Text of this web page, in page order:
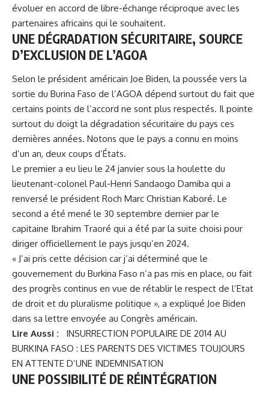
évoluer en accord de libre-échange réciproque avec les
partenaires africains qui le souhaitent.
UNE DÉGRADATION SÉCURITAIRE, SOURCE
D’EXCLUSION DE L’AGOA
Selon le président américain Joe Biden, la poussée vers la
sortie du Burina Faso de l’AGOA dépend surtout du fait que
certains points de l’accord ne sont plus respectés. Il pointe
surtout du doigt la dégradation sécuritaire du pays ces
dernières années. Notons que le pays a connu en moins
d’un an, deux coups d’États.
Le premier a eu lieu le 24 janvier sous la houlette du
lieutenant-colonel Paul-Henri Sandaogo Damiba qui a
renversé le président Roch Marc Christian Kaboré. Le
second a été mené le 30 septembre dernier par le
capitaine Ibrahim Traoré qui a été par la suite choisi pour
diriger officiellement le pays jusqu’en 2024.
« J’ai pris cette décision car j’ai déterminé que le
gouvernement du Burkina Faso n’a pas mis en place, ou fait
des progrès continus en vue de rétablir le respect de l’Etat
de droit et du pluralisme politique », a expliqué Joe Biden
dans sa lettre envoyée au Congrès américain.
Lire Aussi :
INSURRECTION POPULAIRE DE 2014 AU
BURKINA FASO : LES PARENTS DES VICTIMES TOUJOURS
EN ATTENTE D’UNE INDEMNISATION
UNE POSSIBILITÉ DE RÉINTÉGRATION